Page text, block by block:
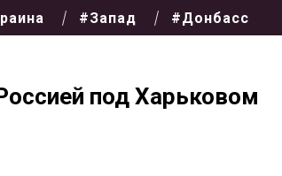
#Запад #Донбасс
под Харьковом